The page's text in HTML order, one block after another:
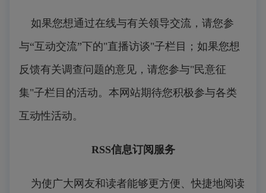
如果您想通过在线与有关领导交流，请您参
与“互动交流”下的"直播访谈"子栏目；如果您想
反馈有关调查问题的意见，请您参与"民意征
集"子栏目的活动。本网站期待您积极参与各类
互动性活动。
RSS信息订阅服务
为使广大网友和读者能够更方便、快捷地阅读